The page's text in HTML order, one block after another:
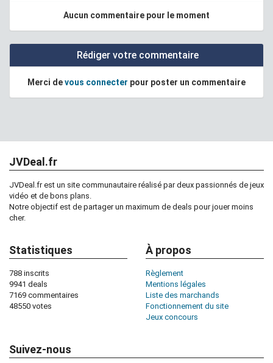
Aucun commentaire pour le moment
Rédiger votre commentaire
Merci devous connecter pour poster un commentaire
JVDeal.fr
JVDeal.fr est un site communautaire réalisé par deux passionnés de jeux
vidéo et de bons plans.
Notre objectif est de partager un maximum de deals pour jouer moins
cher.
Statistiques
788 inscrits
9941 deals
7169 commentaires
48550 votes
À propos
Règlement
Mentions légales
Liste des marchands
Fonctionnement du site
Jeux concours
Suivez-nous